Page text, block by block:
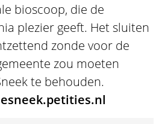
bioscoop, die de
plezier geeft. Het sluiten
zonde voor de
zou moeten
te behouden.